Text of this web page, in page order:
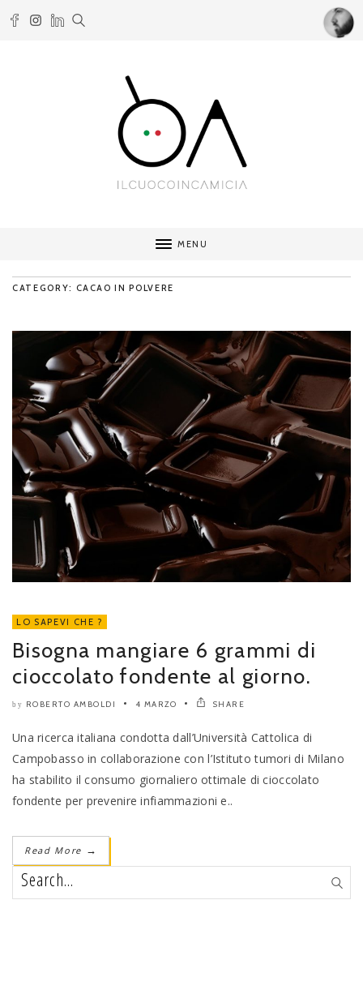
MENU
CATEGORY: CACAO IN POLVERE
LO SAPEVI CHE ?
Bisogna mangiare 6 grammi di
cioccolato fondente al giorno.
by ROBERTO AMBOLDI 4 MARZO SHARE
Una ricerca italiana condotta dall’Università Cattolica di
Campobasso in collaborazione con l’Istituto tumori di Milano
ha stabilito il consumo giornaliero ottimale di cioccolato
fondente per prevenire infiammazioni e..
Read More →